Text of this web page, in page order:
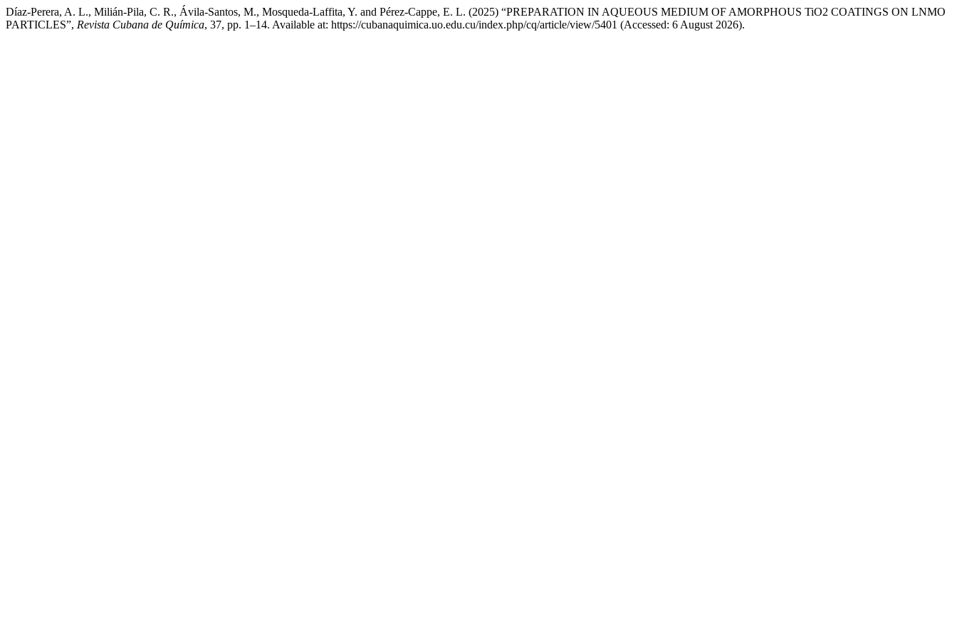
Díaz-Perera, A. L., Milián-Pila, C. R., Ávila-Santos, M., Mosqueda-Laffita, Y. and Pérez-Cappe, E. L. (2025) “PREPARATION IN AQUEOUS MEDIUM OF AMORPHOUS TiO2 COATINGS ON LNMO
PARTICLES”, Revista Cubana de Química, 37, pp. 1–14. Available at: https://cubanaquimica.uo.edu.cu/index.php/cq/article/view/5401 (Accessed: 6 August 2026).